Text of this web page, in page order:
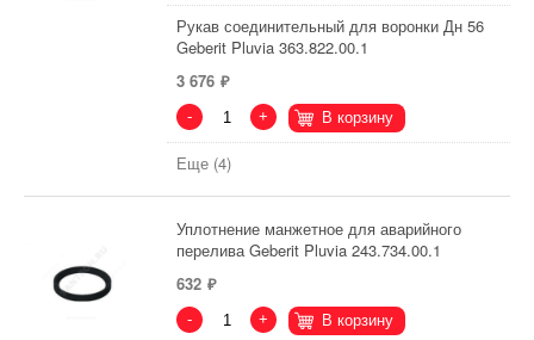
Рукав соединительный для воронки Дн 56
Geberit Pluvia 363.822.00.1
3 676
- + В корзину
Еще (4)
Уплотнение манжетное для аварийного
перелива Geberit Pluvia 243.734.00.1
632
- + В корзину